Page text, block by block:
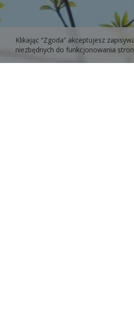
Klikając “Zgoda” akceptujesz
niezbędnych do funkcjonowania